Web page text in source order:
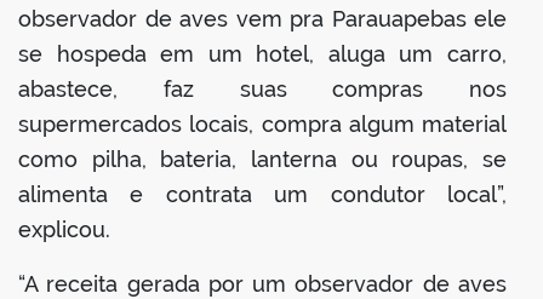
observador de aves vem pra Parauapebas ele
se hospeda em um hotel, aluga um carro,
abastece, faz suas compras nos
supermercados locais, compra algum material
como pilha, bateria, lanterna ou roupas, se
alimenta e contrata um condutor local”,
explicou.
“A receita gerada por um observador de aves